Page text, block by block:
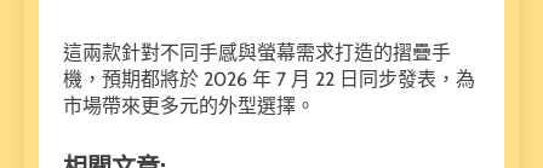
這兩款針對不同手感與螢幕需求打造的摺疊手
機，預期都將於 2026 年 7 月 22 日同步發表，為
市場帶來更多元的外型選擇。